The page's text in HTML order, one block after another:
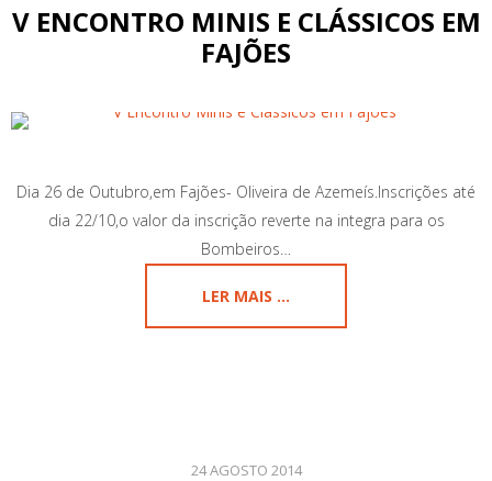
V ENCONTRO MINIS E CLÁSSICOS EM
FAJÕES
Dia 26 de Outubro,em Fajões- Oliveira de Azemeís.Inscrições até
dia 22/10,o valor da inscrição reverte na integra para os
Bombeiros…
LER MAIS ...
24 AGOSTO 2014